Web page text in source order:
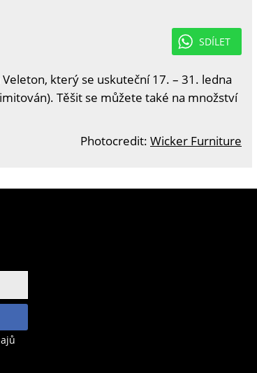
SDÍLET
který se uskuteční 17. – 31. ledna
Těšit se můžete také na množství
Photocredit: Wicker Furniture